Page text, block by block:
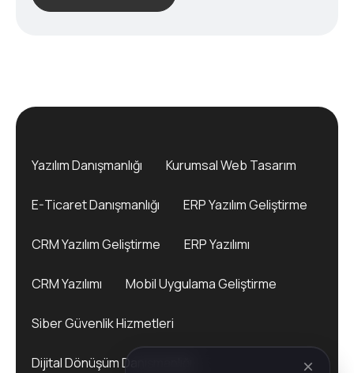
Yazılım Danışmanlığı Kurumsal Web Tasarım
E-Ticaret Danışmanlığı ERP Yazılım Geliştirme
CRM Yazılım Geliştirme ERP Yazılımı
CRM Yazılımı Mobil Uygulama Geliştirme
Siber Güvenlik Hizmetleri
Dijital Dönüşüm Danışmanlığı